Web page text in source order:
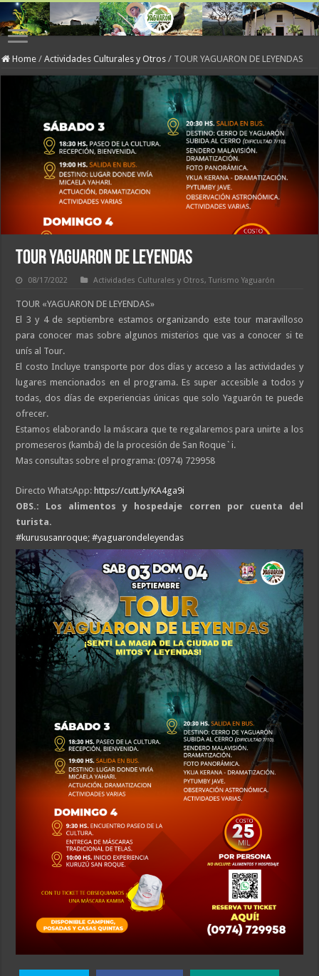
Home / Actividades Culturales y Otros / TOUR YAGUARON DE LEYENDAS
TOUR YAGUARON DE LEYENDAS
08/17/2022 Actividades Culturales y Otros,Turismo Yaguarón
TOUR «YAGUARON DE LEYENDAS»
El 3 y 4 de septiembre estamos organizando este tour maravilloso
para conocer mas sobre algunos misterios que vas a conocer si te
unís al Tour.
El costo Incluye transporte por dos días y acceso a las actividades y
lugares mencionados en el programa. Es super accesible a todos y
todas, dos días de experiencias únicas que solo Yaguarón te puede
ofrecer.
Estamos elaborando la máscara que te regalaremos para unirte a los
promeseros (kambá) de la procesión de San Roque`i.
Mas consultas sobre el programa: (0974) 729958
Directo WhatsApp: https://cutt.ly/KA4ga9i
OBS.: Los alimentos y hospedaje corren por cuenta del
turista.
#kurususanroque;#yaguarondeleyendas